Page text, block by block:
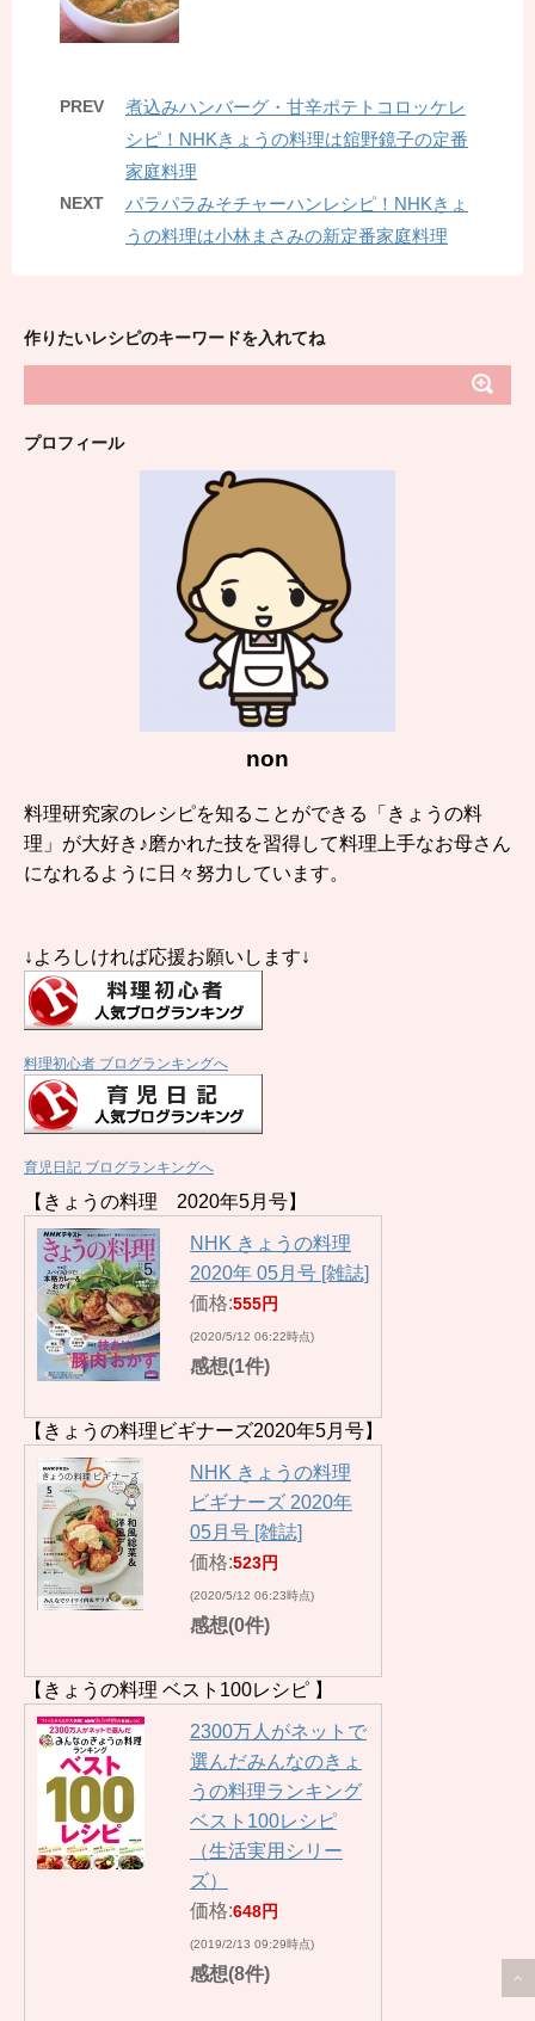
PREV
煮込みハンバーグ・甘辛ポテトコロッケレ
シピ！NHKきょうの料理は舘野鏡子の定番
家庭料理
NEXT
パラパラみそチャーハンレシピ！NHKきょ
うの料理は小林まさみの新定番家庭料理
作りたいレシピのキーワードを入れてね
プロフィール
non
料理研究家のレシピを知ることができる「きょうの料
理」が大好き♪磨かれた技を習得して料理上手なお母さん
になれるように日々努力しています。
↓よろしければ応援お願いします↓
料理初心者 ブログランキングへ
育児日記 ブログランキングへ
【きょうの料理 2020年5月号】
NHK きょうの料理
2020年 05月号 [雑誌]
価格:555円
(2020/5/12 06:22時点)
感想(1件)
【きょうの料理ビギナーズ2020年5月号】
NHK きょうの料理
ビギナーズ 2020年
05月号 [雑誌]
価格:523円
(2020/5/12 06:23時点)
感想(0件)
【きょうの料理 ベスト100レシピ 】
2300万人がネットで
選んだみんなのきょ
うの料理ランキング
ベスト100レシピ
（生活実用シリー
ズ）
価格:648円
(2019/2/13 09:29時点)
感想(8件)